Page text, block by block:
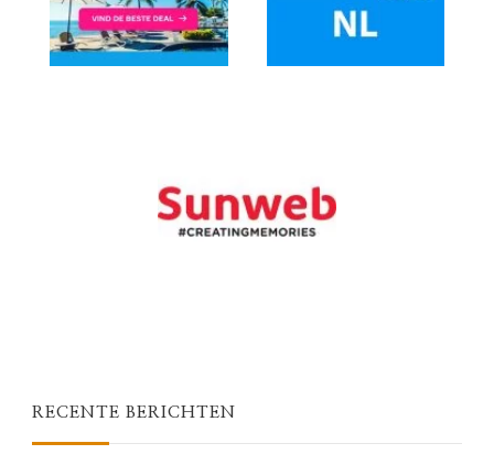
RECENTE BERICHTEN